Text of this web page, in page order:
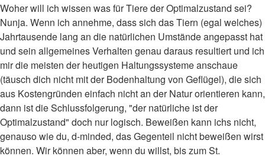
Woher will ich wissen was für Tiere der Optimalzustand sei?
Nunja. Wenn ich annehme, dass sich das Tiern (egal welches)
Jahrtausende lang an die natürlichen Umstände angepasst hat
und sein allgemeines Verhalten genau daraus resultiert und ich
mir die meisten der heutigen Haltungssysteme anschaue
(täusch dich nicht mit der Bodenhaltung von Geflügel), die sich
aus Kostengründen einfach nicht an der Natur orientieren kann,
dann ist die Schlussfolgerung, "der natürliche ist der
Optimalzustand" doch nur logisch. Beweißen kann ichs nicht,
genauso wie du, d-minded, das Gegenteil nicht beweißen wirst
können. Wir können aber, wenn du willst, bis zum St.